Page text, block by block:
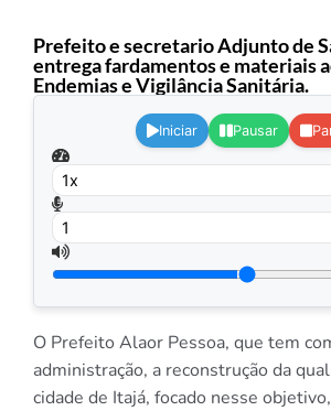
Prefeito e secretario Adjunto de
entrega fardamentos e materiais
Endemias e Vigilância Sanitária.
Iniciar Pausar
O Prefeito Alaor Pessoa, que tem
administração, a reconstrução da
cidade de Itajá, focado nesse